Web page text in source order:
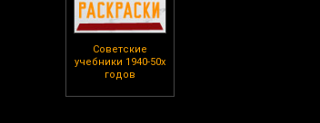
Советские
учебники 1940-50х
годов